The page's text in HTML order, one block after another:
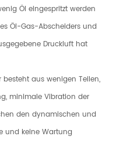
Öl eingespritzt werden
Öl-Gas-Abscheiders und
Druckluft hat
besteht aus wenigen Teilen,
minimale Vibration der
den dynamischen und
und keine Wartung